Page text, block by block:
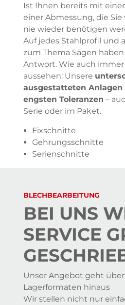
Ist Ihnen bereits mit
einer Abmessung, die
nie wieder benötigen
Auf jedes Stahlprofil und
zum Thema Sägen
Antwort. Wie auch
aussehen: Unsere
ausgestatteten Anlagen
engsten Toleranzen –
Serie oder im Paket.
Fixschnitte
Gehrungsschnitte
Serienschnitte
BLECHBEARBEITUNG
BEI UNS
SERVICE
Unser Angebot geht
Lagerformaten hinaus
Wir stellen nicht nur